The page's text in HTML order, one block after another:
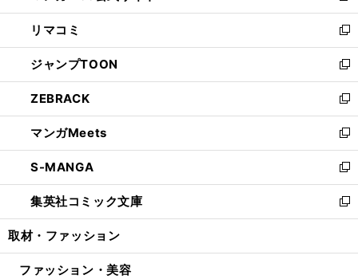
ウ
で
開
く
ン
ド
ウ
で
開
く
ウ
ィ
ン
ド
ウ
で
開
く
し
い
ウ
ィ
ン
ド
ウ
で
開
く
リマコミ
新
し
い
ウ
ィ
ン
ド
ウ
で
開
く
ジャンプTOON
新
し
い
ウ
ィ
ン
ド
ウ
で
開
ZEBRACK
新
し
い
ウ
ィ
ン
ド
ウ
開
マンガMeets
新
し
い
ウ
ィ
ン
ウ
S-MANGA
新
し
い
ウ
ン
集英社コミック文庫
新
し
ウ
取材・ファッション
ファッション・美容